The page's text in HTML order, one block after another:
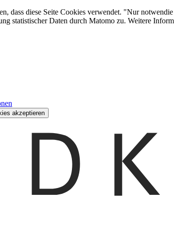
dass diese Seite Cookies verwendet. "Nur
statistischer Daten durch Matomo zu. Weitere
akzeptieren